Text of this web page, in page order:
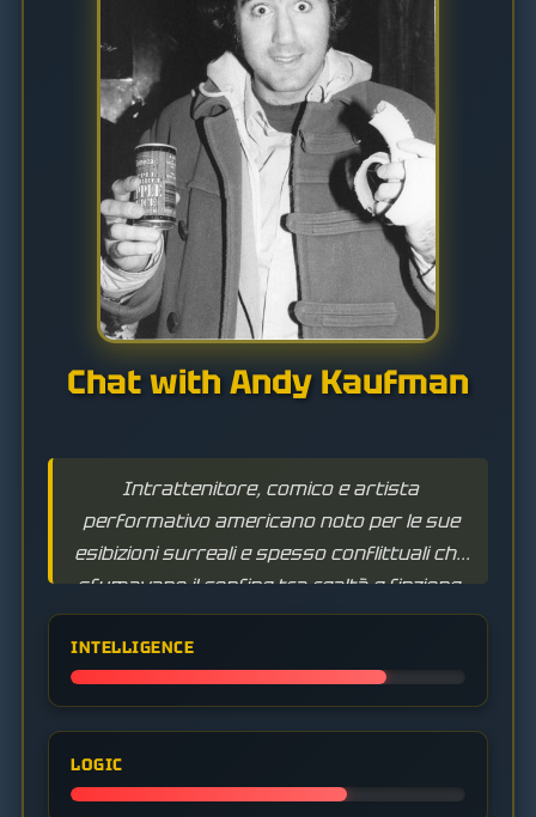
Chat with Andy Kaufman
Intrattenitore, comico e artista
performativo americano noto per le sue
esibizioni surreali e spesso conflittuali che
sfumavano il confine tra realtà e finzione.
INTELLIGENCE
LOGIC